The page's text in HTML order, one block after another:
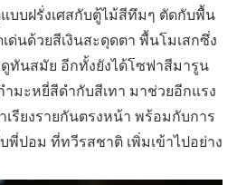
บบฝรั่งเศสกับตู้ไม้สีทึมๆ ตัดกับพื้น
ด่นด้วยสีเงินสะดุดตา พื้นโมเสกซึ่ง
ทันสมัย อีกทั้งยังได้โซฟาสีมารูน
มะหยี่สีดำกับสีเทา มาช่วยอีกแรง
รียงรายกันตรงหน้า พร้อมกับการ
ปอม ที่ทวีรสชาติ เพิ่มเข้าไปอย่าง